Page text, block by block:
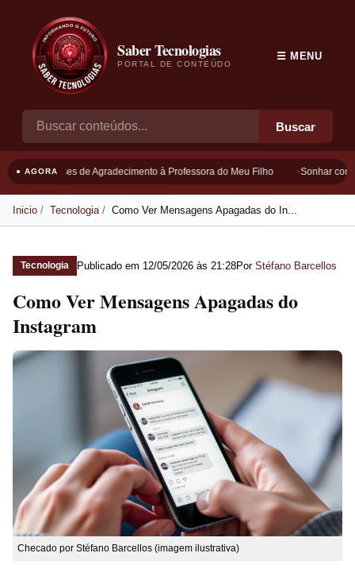
Saber Tecnologias
PORTAL DE CONTEÚDO
Buscar
☰ MENU
● AGORAFrases de Agradecimento à Professora do Meu Filho Sonhar com
Inicio Tecnologia Como Ver Mensagens Apagadas do In...
Tecnologia Publicado em 12/05/2026 às 21:28Por Stéfano Barcellos
Como Ver Mensagens Apagadas do
Instagram
Checado por Stéfano Barcellos (imagem ilustrativa)